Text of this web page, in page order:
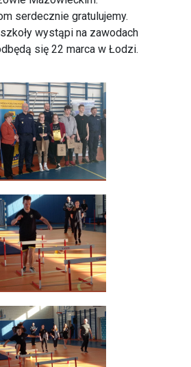
serdecznie gratulujemy.
wystąpi na zawodach
się 22 marca w Łodzi.